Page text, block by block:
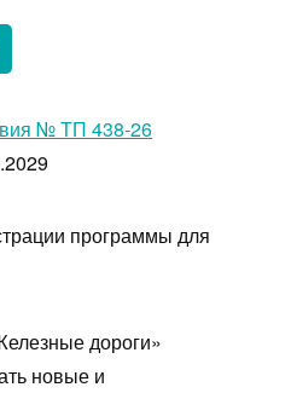
№ ТП 438-26
программы для
дороги»
новые и